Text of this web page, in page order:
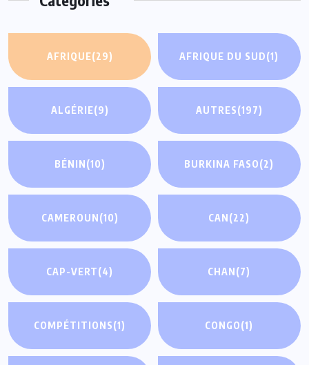
AFRIQUE(29) AFRIQUE DU SUD(1)
ALGÉRIE(9) AUTRES(197)
BÉNIN(10) BURKINA FASO(2)
CAMEROUN(10) CAN(22)
CAP-VERT(4) CHAN(7)
COMPÉTITIONS(1) CONGO(1)